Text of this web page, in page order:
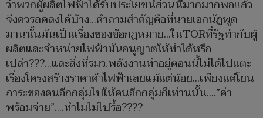
ว่าพวกผู้ผลิตไฟฟ้าได้รับประโยชน์ส่วนนี้มากมากพอแล้ว
จึงควรลดลงได้บ้าง...คำถามสำคัญคือที่นายเอกนัฏพูด
มานนั้นมันเป็นเรื่องของข้อกฎหมาย...ในTORที่รัฐทำกับผู้
ผลิตและจำหน่ายไฟฟ้ามันอนุญาตให้ทำได้หรือ
เปล่า???...และสิ่งที่รมว.พลังงานทำอยู่ตอนนี้ไม่ได้ไปแตะ
เรื่องโครงสร้างราคาค้าไฟฟ้าเลยแม้แต่น้อย...เพียงแค่โยน
ภาระของคนอีกกลุ่มไปให้คนอีกกลุ่มก็เท่านนั้น....”ค่า
พร้อมจ่าย”....ทำไมไม่ไปรื้อ????